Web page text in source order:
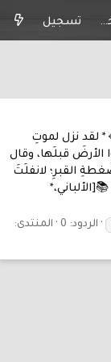
تسجيل الدخول تسجيل
لقد نزل لموتِ
قبلَها، وقال
القبرِ؛ لانفلَتَ
الردود: 0
المنتدى: